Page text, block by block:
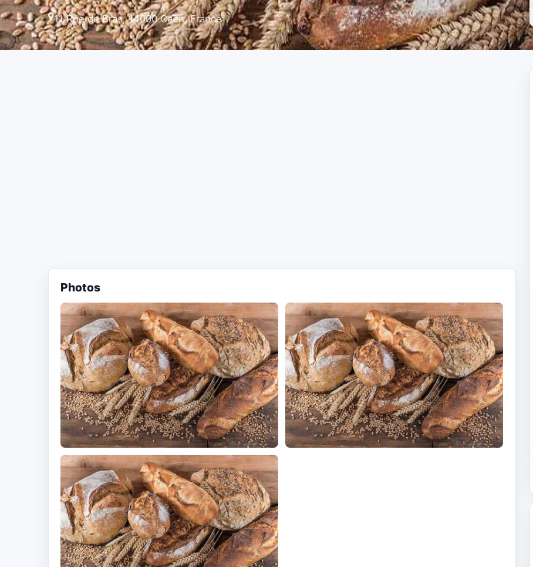
11 Rue de Bras, 14000 Caen, France
Photos